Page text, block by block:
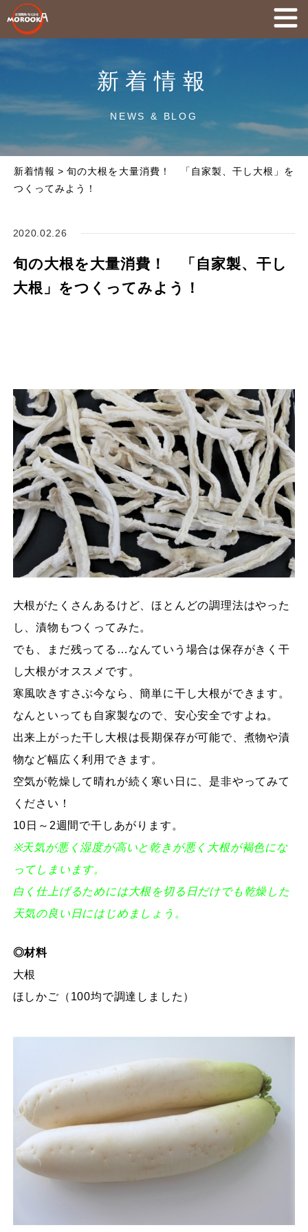
新着情報
NEWS & BLOG
新着情報 > 旬の大根を大量消費！ 「自家製、干し大根」を
つくってみよう！
2020.02.26
旬の大根を大量消費！ 「自家製、干し
大根」をつくってみよう！
大根がたくさんあるけど、ほとんどの調理法はやった
し、漬物もつくってみた。
でも、まだ残ってる…なんていう場合は保存がきく干
し大根がオススメです。
寒風吹きすさぶ今なら、簡単に干し大根ができます。
なんといっても自家製なので、安心安全ですよね。
出来上がった干し大根は長期保存が可能で、煮物や漬
物など幅広く利用できます。
空気が乾燥して晴れが続く寒い日に、是非やってみて
ください！
10日～2週間で干しあがります。
※天気が悪く湿度が高いと乾きが悪く大根が褐色にな
ってしまいます。
白く仕上げるためには大根を切る日だけでも乾燥した
天気の良い日にはじめましょう。
◎材料
大根
ほしかご（100均で調達しました）